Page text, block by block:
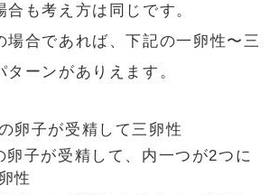
も考え方は同じです。
場合であれば、下記の一卵性〜三
ーンがありえます。
卵子が受精して三卵性
卵子が受精して、内一つが2つに
性